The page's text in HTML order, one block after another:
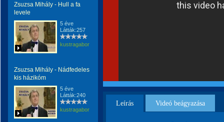
Zsuzsa Mihály - Hull a fa
levele
5 éve
Látták:257
kustragabor
Zsuzsa Mihály - Nádfedeles
kis házikóm
5 éve
Látták:240
kustragabor
Leírás Videó beágyazása